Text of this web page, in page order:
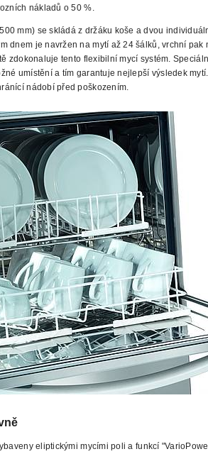
nákladů o 50 %.
mm) se skládá z držáku koše a dvou
dnem je navržen na mytí až 24 šálků, vrchní
zdokonaluje tento flexibilní mycí systém.
umístění a tím garantuje nejlepší výsledek
nádobí před poškozením.
eliptickými mycími poli a funkcí